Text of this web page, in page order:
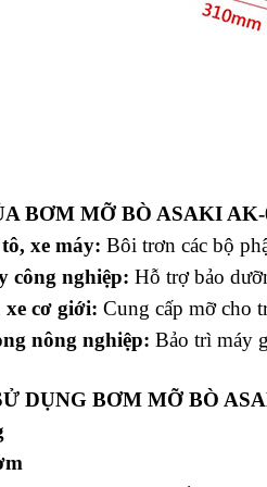
BƠM MỠ BÒ ASAKI AK-
xe máy: Bôi trơn các bộ
công nghiệp: Hỗ trợ bảo
cơ giới: Cung cấp mỡ cho
nông nghiệp: Bảo trì máy
DỤNG BƠM MỠ BÒ